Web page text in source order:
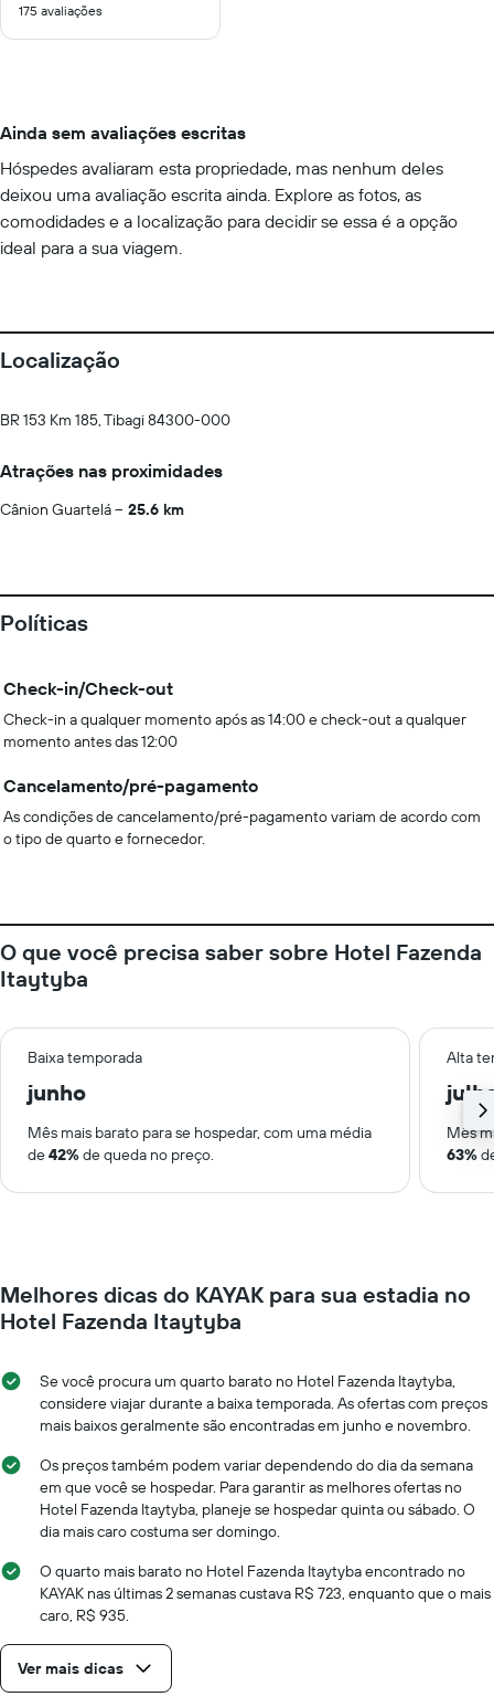
10
175 avaliações
Ainda sem avaliações escritas
Hóspedes avaliaram esta propriedade, mas nenhum deles
deixou uma avaliação escrita ainda. Explore as fotos, as
comodidades e a localização para decidir se essa é a opção
ideal para a sua viagem.
Localização
BR 153 Km 185, Tibagi 84300-000
Atrações nas proximidades
Cânion Guartelá 25.6 km
Políticas
Check-in/Check-out
Check-in a qualquer momento após as 14:00 e check-out a qualquer
momento antes das 12:00
Cancelamento/pré-pagamento
As condições de cancelamento/pré-pagamento variam de acordo com
o tipo de quarto e fornecedor.
O que você precisa saber sobre Hotel Fazenda
Itaytyba
Baixa temporada Alta
junho
Mês mais barato para se hospedar, com uma média
de42%de queda no preço.
Mês
63%
Melhores dicas do KAYAK para sua estadia no
Hotel Fazenda Itaytyba
Se você procura um quarto barato no Hotel Fazenda Itaytyba,
considere viajar durante a baixa temporada. As ofertas com preços
mais baixos geralmente são encontradas em junho e novembro.
Os preços também podem variar dependendo do dia da semana
em que você se hospedar. Para garantir as melhores ofertas no
Hotel Fazenda Itaytyba, planeje se hospedar quinta ou sábado. O
dia mais caro costuma ser domingo.
O quarto mais barato no Hotel Fazenda Itaytyba encontrado no
KAYAK nas últimas 2 semanas custava R$ 723, enquanto que o mais
caro, R$ 935.
Ver mais dicas